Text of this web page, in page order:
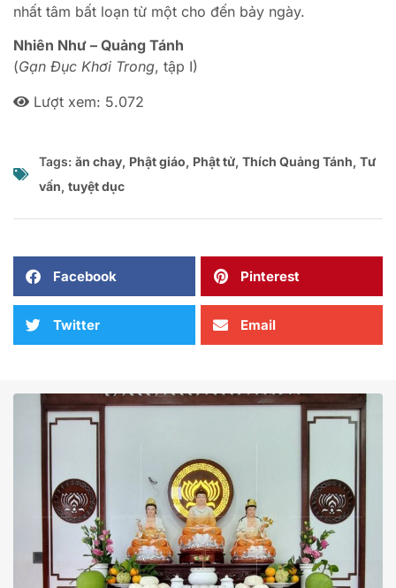
nhất tâm bất loạn từ một cho đến bảy ngày.
Nhiên Như – Quảng Tánh
(Gạn Đục Khơi Trong, tập I)
Lượt xem: 5.072
Tags: ăn chay, Phật giáo, Phật tử, Thích Quảng Tánh, Tư
vấn, tuyệt dục
Facebook Pinterest
Twitter Email